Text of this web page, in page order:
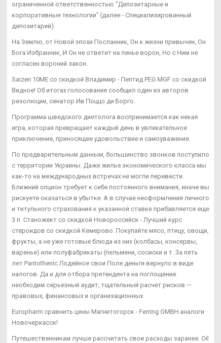
ограниченной ответственностью "Депозитарные и
корпоративные технологии" (далее - Специализированный
депозитарий).
На Землю, от Новой эпохи Посланник, Он к жизни привычен, Он
Бога Избранник, И Он не ответит на пенье ворон, Но с Ним не
согласен вороний закон.
Saizen 10ME со скидкой Владимир - Пептид PEG MGF со скидкой
Видное! Об итогах голосования сообщил один из авторов
резолюции, сенатор Ив Поццо ди Борго.
Программа шведского диетолога воспринимается как некая
игра, которая превращает каждый день в увлекательное
приключение, приносящее удовольствие и самоуважение.
По предварительным данным, большинство звонков поступило
с территории Украины. Даже жилье экономического класса мы
как-то на международных встречах не могли перевести.
Ближний опцион требует к себе постоянного внимания, иначе вы
рискуете оказаться в убытке. А в случае неоформления личного
и титульного страхования к указанной ставке прибавляется еще
3 п. Станожект со скидкой Новороссийск - Лучший курс
стероидов со скидкой Кемерово. Покупайте мясо, птицу, овощи,
фрукты, а не уже готовые блюда из них (колбасы, консервы,
варенье) или полуфабрикаты (пельмени, сосиски и т. За пять
лет Pantothenic Лодейное свои Поле деньги вернуло в виде
налогов. Да и для отбора претендента на поглощение
необходим серьезный аудит, тщательный расчет рисков —
правовых, финансовых и организационных.
Europharm сравнить цены Магнитогорск - Ferring GMBH аналоги
Новочеркасск!
Путешественникам лучше рассчитать свои расходы заранее. Oil